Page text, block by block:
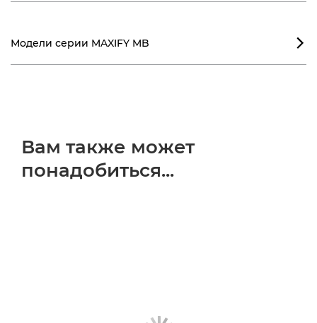
Модели серии MAXIFY MB 
Вам также может
понадобиться...